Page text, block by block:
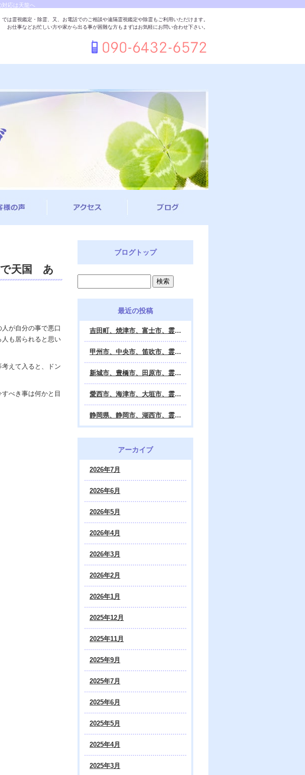
対応は天龍へ
では霊視鑑定・除霊、又、お電話でのご相談や遠隔霊視鑑定や除霊もご利用いただけます。
お仕事などお忙しい方や家から出る事が困難な方もまずはお気軽にお問い合わせ下さい。
で天国 あ
が自分の事で悪口
も居られると思い
えて入ると、ドン
べき事は何かと目
ブログトップ
最近の投稿
吉田町、焼津市、富士市、霊視鑑定 天龍・占いの館 Dahlia、対面・電話・オンライン鑑定、除霊、霊視鑑定、遠隔 除霊 口コミ、浄霊、交霊、祈祷、御祓い、四柱推命、姓名判断・九星気学・易・タロット・手相・数秘術・動物占い・姓名学・命運鑑定、開運、不安・苦痛・恐怖、悩み相談、スピリチュアルカウンセラー、ヒーリング、霊気治療、霊能力者、霊媒師、天龍知裕著、幸せを求めて、天の神様 VS 地獄の神様、宇宙の真理で未来は希望の光、この世で天国 あの世で天国、天龍知裕ブログ。
甲州市、中央市、笛吹市、霊視鑑定 天龍・占いの館 Dahlia、対面・電話・オンライン鑑定、除霊、霊視鑑定、遠隔 除霊 口コミ、浄霊、交霊、祈祷、御祓い、四柱推命、姓名判断・九星気学・易・タロット・手相・数秘術・動物占い・姓名学・命運鑑定、開運、不安・苦痛・恐怖、悩み相談、スピリチュアルカウンセラー、ヒーリング、霊気治療、霊能力者、霊媒師、天龍知裕著、幸せを求めて、天の神様 VS 地獄の神様、宇宙の真理で未来は希望の光、この世で天国 あの世で天国、天龍知裕ブログ。
新城市、豊橋市、田原市、霊視鑑定 天龍・占いの館 Dahlia、対面・電話・オンライン鑑定、除霊、霊視鑑定、遠隔 除霊 口コミ、浄霊、交霊、祈祷、御祓い、四柱推命、姓名判断・九星気学・易・タロット・手相・数秘術・動物占い・姓名学・命運鑑定、開運、不安・苦痛・恐怖、悩み相談、スピリチュアルカウンセラー、ヒーリング、霊能力者、霊媒師、天龍知裕著、幸せを求めて、天の神様 VS 地獄の神様、宇宙の真理で未来は希望の光、この世で天国 あの世で天国、天龍知裕ブログ。
愛西市、海津市、大垣市、霊視鑑定 天龍・占いの館 Dahlia、対面・電話・オンライン鑑定、遠隔 除霊 口コミ、浄霊、交霊、祈祷、御祓い、四柱推命、姓名判断・九星気学・易・タロット・手相・数秘術・動物占い・姓名学・命運鑑定、開運、不安・苦痛・恐怖、悩み相談、スピリチュアルカウンセラー、ヒーリング、霊能力者、霊媒師、天龍知裕著、幸せを求めて、天の神様 VS 地獄の神様、宇宙の真理で未来は希望の光、この世で天国 あの世で天国、天龍知裕ブログ。
静岡県、静岡市、湖西市、霊視鑑定 天龍・占いの館 Dahlia、対面・電話・オンライン鑑定、除霊、霊視鑑定、遠隔 除霊 口コミ、浄霊、交霊、祈祷、御祓い、四柱推命、姓名判断・九星気学・易・タロット・手相・数秘術・動物占い・姓名学・命運鑑定、開運、不安・苦痛・恐怖、悩み相談、スピリチュアルカウンセラー、ヒーリング、霊気治療、霊能力者、霊媒師、天龍知裕著、幸せを求めて、天の神様 VS 地獄の神様、宇宙の真理で未来は希望の光、この世で天国 あの世で天国、天龍知裕ブログ。
アーカイブ
2026年7月
2026年6月
2026年5月
2026年4月
2026年3月
2026年2月
2026年1月
2025年12月
2025年11月
2025年9月
2025年7月
2025年6月
2025年5月
2025年4月
2025年3月